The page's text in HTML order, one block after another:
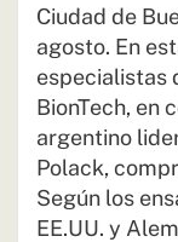
Ciudad de
agosto. En
especialistas
BionTech, en
argentino
Polack,
Según los
EE.UU. y